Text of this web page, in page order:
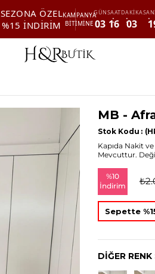
SEZONA ÖZEL
%15 İNDİRİM
KAMPANYA
BİTİMİNE
GÜN
03
SAAT
16
DAKİKA
03
MB -
Stok Kodu
Kapıda Nakit
Mevcuttur.
%10
İndirim
Sepette
DIĞER